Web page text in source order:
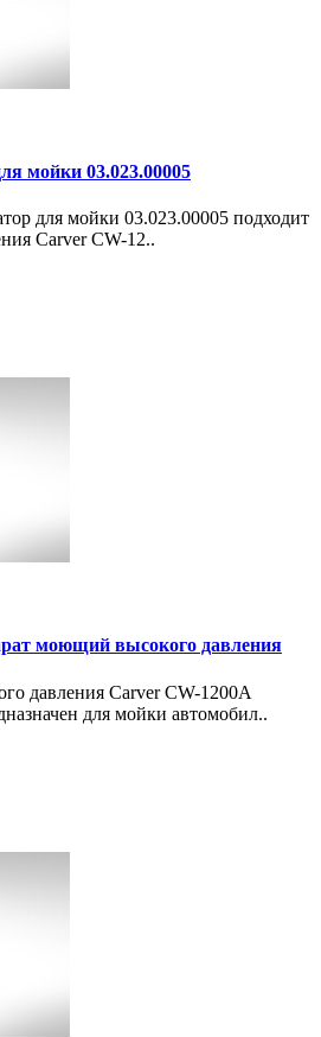
мойки 03.023.00005
для мойки 03.023.00005 подходит
Carver CW-12..
моющий высокого давления
давления Carver CW-1200A
для мойки автомобил..